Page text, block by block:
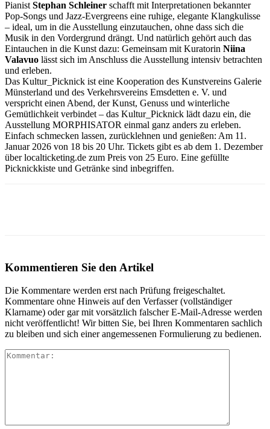
Pianist Stephan Schleiner schafft mit Interpretationen bekannter
Pop-Songs und Jazz-Evergreens eine ruhige, elegante Klangkulisse
– ideal, um in die Ausstellung einzutauchen, ohne dass sich die
Musik in den Vordergrund drängt. Und natürlich gehört auch das
Eintauchen in die Kunst dazu: Gemeinsam mit Kuratorin Niina
Valavuo lässt sich im Anschluss die Ausstellung intensiv betrachten
und erleben.
Das Kultur_Picknick ist eine Kooperation des Kunstvereins Galerie
Münsterland und des Verkehrsvereins Emsdetten e. V. und
verspricht einen Abend, der Kunst, Genuss und winterliche
Gemütlichkeit verbindet – das Kultur_Picknick lädt dazu ein, die
Ausstellung MORPHISATOR einmal ganz anders zu erleben.
Einfach schmecken lassen, zurücklehnen und genießen: Am 11.
Januar 2026 von 18 bis 20 Uhr. Tickets gibt es ab dem 1. Dezember
über localticketing.de zum Preis von 25 Euro. Eine gefüllte
Picknickkiste und Getränke sind inbegriffen.
Kommentieren Sie den Artikel
Die Kommentare werden erst nach Prüfung freigeschaltet.
Kommentare ohne Hinweis auf den Verfasser (vollständiger
Klarname) oder gar mit vorsätzlich falscher E-Mail-Adresse werden
nicht veröffentlicht! Wir bitten Sie, bei Ihren Kommentaren sachlich
zu bleiben und sich einer angemessenen Formulierung zu bedienen.